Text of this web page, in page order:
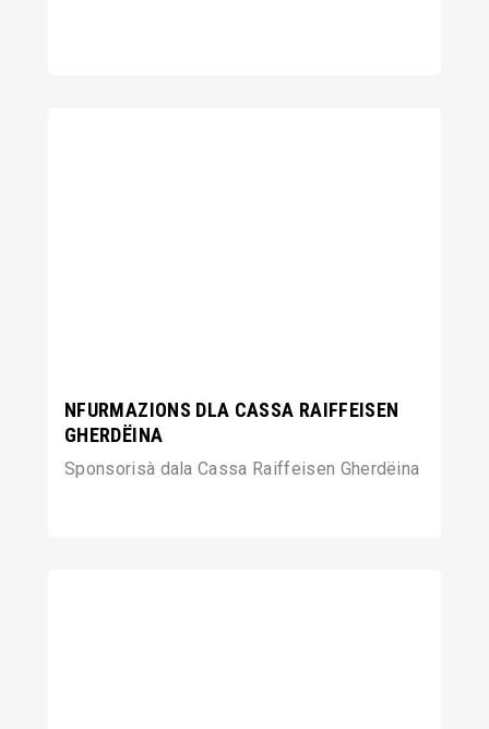
NFURMAZIONS DLA CASSA RAIFFEISEN
GHERDËINA
Sponsorisà dala Cassa Raiffeisen Gherdëina